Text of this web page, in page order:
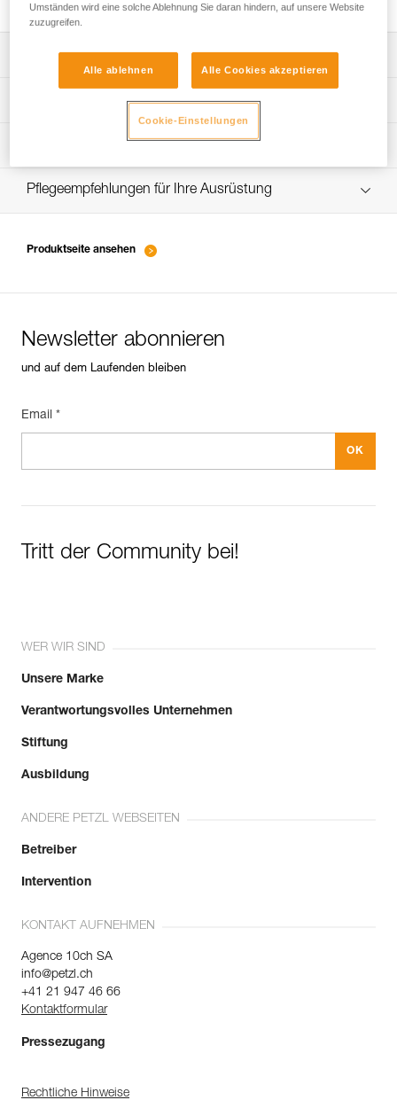
Die Gebrauchsanleitung herunterladen
Ablauf der PSA-Prüfung
verif-EPI-piolets-procedure-DE
verif-EPI-piolet-suivi-DE
Pflegeempfehlungen für Ihre Ausrüstung
Produktseite ansehen
Newsletter abonnieren
und auf dem Laufenden bleiben
Email *
Tritt der Community bei!
WER WIR SIND
Unsere Marke
Verantwortungsvolles Unternehmen
Stiftung
Ausbildung
ANDERE PETZL WEBSEITEN
Betreiber
Intervention
KONTAKT AUFNEHMEN
Agence 10ch SA
info@petzl.ch
+41 21 947 46 66
Kontaktformular
Pressezugang
Rechtliche Hinweise
Umständen wird eine solche Ablehnung Sie daran hindern, auf unsere Website
zuzugreifen.
Alle ablehnen Alle Cookies akzeptieren
Cookie-Einstellungen